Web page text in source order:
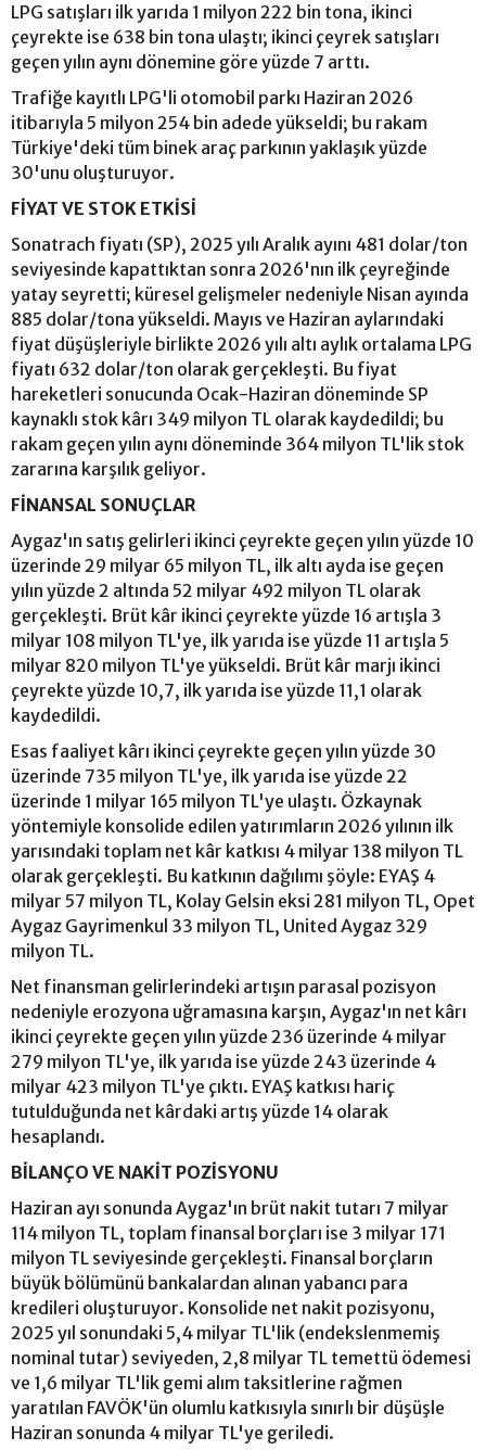
LPG satışları ilk yarıda 1 milyon 222 bin tona, ikinci
çeyrekte ise 638 bin tona ulaştı; ikinci çeyrek satışları
geçen yılın aynı dönemine göre yüzde 7 arttı.
Trafiğe kayıtlı LPG'li otomobil parkı Haziran 2026
itibarıyla 5 milyon 254 bin adede yükseldi; bu rakam
Türkiye'deki tüm binek araç parkının yaklaşık yüzde
30'unu oluşturuyor.
FİYAT VE STOK ETKİSİ
Sonatrach fiyatı (SP), 2025 yılı Aralık ayını 481 dolar/ton
seviyesinde kapattıktan sonra 2026'nın ilk çeyreğinde
yatay seyretti; küresel gelişmeler nedeniyle Nisan ayında
885 dolar/tona yükseldi. Mayıs ve Haziran aylarındaki
fiyat düşüşleriyle birlikte 2026 yılı altı aylık ortalama LPG
fiyatı 632 dolar/ton olarak gerçekleşti. Bu fiyat
hareketleri sonucunda Ocak-Haziran döneminde SP
kaynaklı stok kârı 349 milyon TL olarak kaydedildi; bu
rakam geçen yılın aynı döneminde 364 milyon TL'lik stok
zararına karşılık geliyor.
FİNANSAL SONUÇLAR
Aygaz'ın satış gelirleri ikinci çeyrekte geçen yılın yüzde 10
üzerinde 29 milyar 65 milyon TL, ilk altı ayda ise geçen
yılın yüzde 2 altında 52 milyar 492 milyon TL olarak
gerçekleşti. Brüt kâr ikinci çeyrekte yüzde 16 artışla 3
milyar 108 milyon TL'ye, ilk yarıda ise yüzde 11 artışla 5
milyar 820 milyon TL'ye yükseldi. Brüt kâr marjı ikinci
çeyrekte yüzde 10,7, ilk yarıda ise yüzde 11,1 olarak
kaydedildi.
Esas faaliyet kârı ikinci çeyrekte geçen yılın yüzde 30
üzerinde 735 milyon TL'ye, ilk yarıda ise yüzde 22
üzerinde 1 milyar 165 milyon TL'ye ulaştı. Özkaynak
yöntemiyle konsolide edilen yatırımların 2026 yılının ilk
yarısındaki toplam net kâr katkısı 4 milyar 138 milyon TL
olarak gerçekleşti. Bu katkının dağılımı şöyle: EYAŞ 4
milyar 57 milyon TL, Kolay Gelsin eksi 281 milyon TL, Opet
Aygaz Gayrimenkul 33 milyon TL, United Aygaz 329
milyon TL.
Net finansman gelirlerindeki artışın parasal pozisyon
nedeniyle erozyona uğramasına karşın, Aygaz'ın net kârı
ikinci çeyrekte geçen yılın yüzde 236 üzerinde 4 milyar
279 milyon TL'ye, ilk yarıda ise yüzde 243 üzerinde 4
milyar 423 milyon TL'ye çıktı. EYAŞ katkısı hariç
tutulduğunda net kârdaki artış yüzde 14 olarak
hesaplandı.
BİLANÇO VE NAKİT POZİSYONU
Haziran ayı sonunda Aygaz'ın brüt nakit tutarı 7 milyar
114 milyon TL, toplam finansal borçları ise 3 milyar 171
milyon TL seviyesinde gerçekleşti. Finansal borçların
büyük bölümünü bankalardan alınan yabancı para
kredileri oluşturuyor. Konsolide net nakit pozisyonu,
2025 yıl sonundaki 5,4 milyar TL'lik (endekslenmemiş
nominal tutar) seviyeden, 2,8 milyar TL temettü ödemesi
ve 1,6 milyar TL'lik gemi alım taksitlerine rağmen
yaratılan FAVÖK'ün olumlu katkısıyla sınırlı bir düşüşle
Haziran sonunda 4 milyar TL'ye geriledi.